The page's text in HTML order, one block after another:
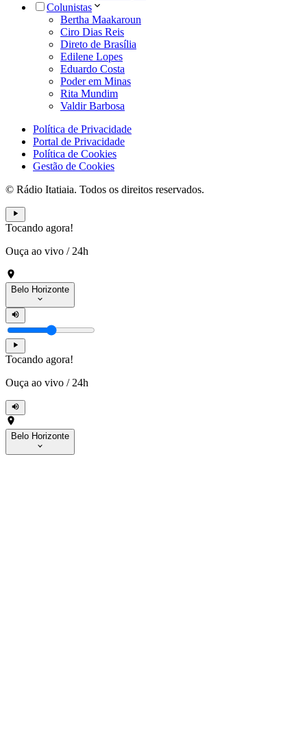
Colunistas
Bertha Maakaroun
Ciro Dias Reis
Direto de Brasília
Edilene Lopes
Eduardo Costa
Poder em Minas
Rita Mundim
Valdir Barbosa
Política de Privacidade
Portal de Privacidade
Política de Cookies
Gestão de Cookies
© Rádio Itatiaia. Todos os direitos reservados.
Tocando agora!
Ouça ao vivo / 24h
Belo Horizonte
Tocando agora!
Ouça ao vivo / 24h
Belo Horizonte